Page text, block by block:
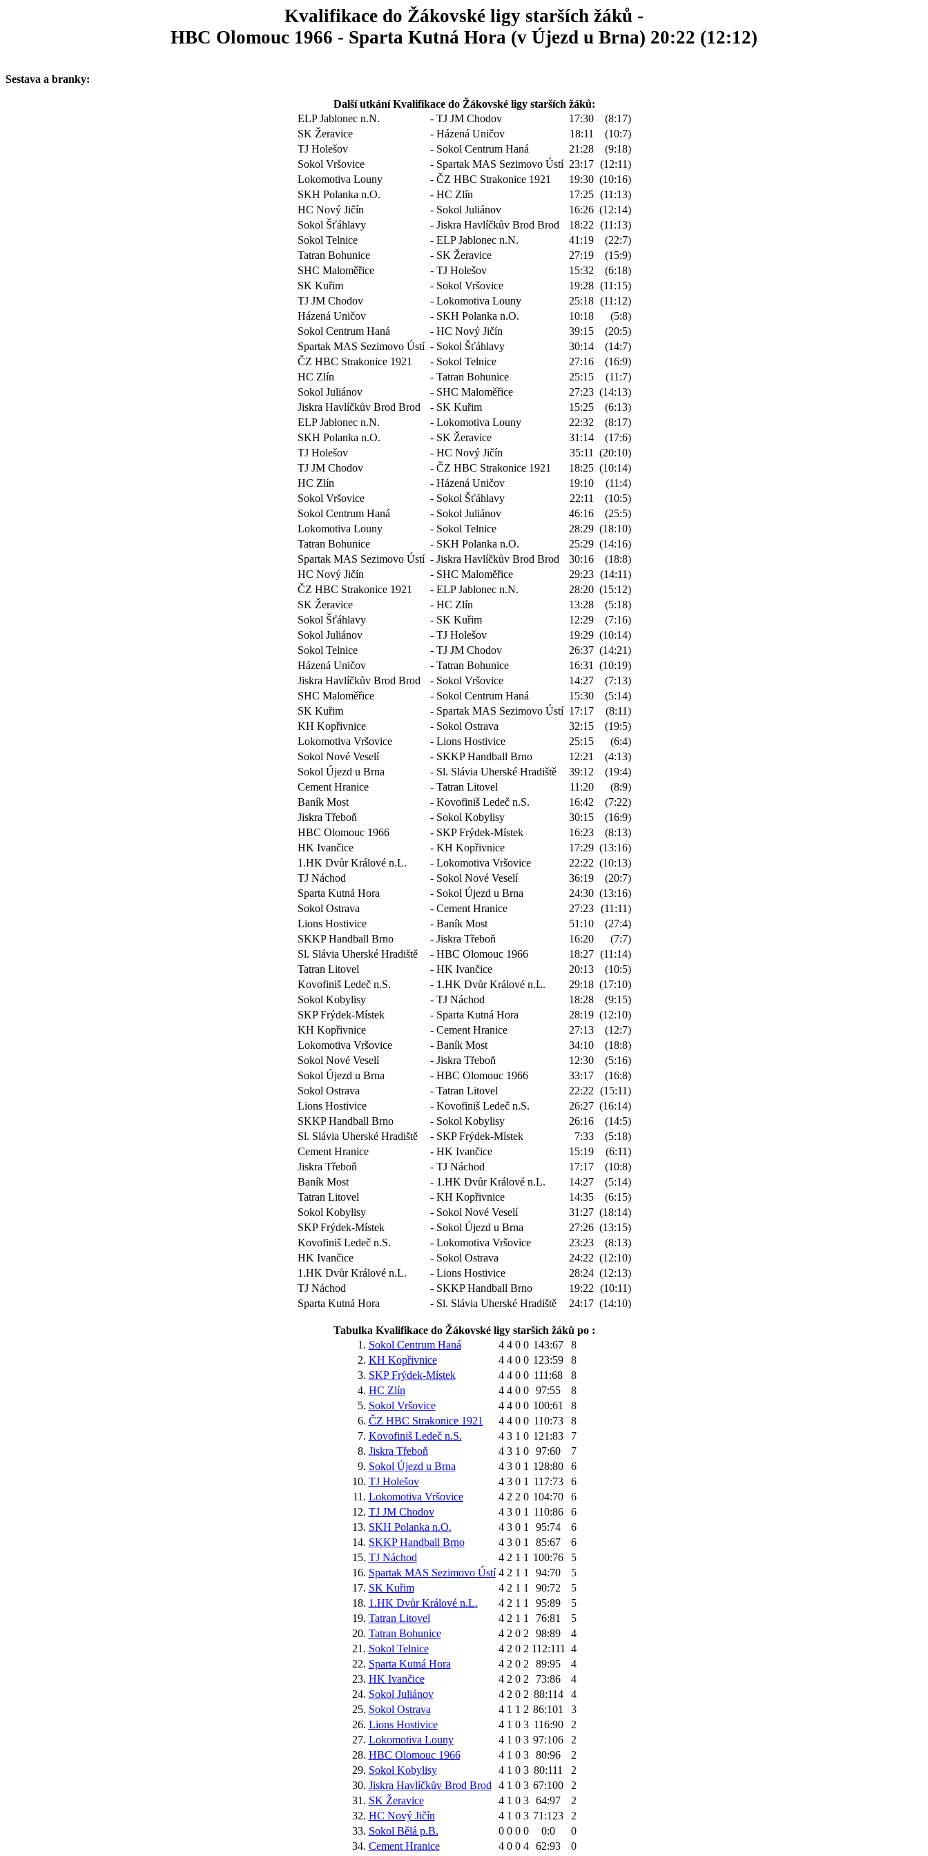
Kvalifikace do Žákovské ligy starších žáků -
HBC Olomouc 1966 - Sparta Kutná Hora (v Újezd u Brna) 20:22 (12:12)
Sestava a branky:
Další utkání Kvalifikace do Žákovské ligy starších žáků:
ELP Jablonec n.N.
- TJ JM Chodov 17:30
(8:17)
SK Žeravice
- Házená Uničov 18:11
(10:7)
TJ Holešov
- Sokol Centrum Haná 21:28
(9:18)
Sokol Vršovice
- Spartak MAS Sezimovo Ústí 23:17 (12:11)
Lokomotiva Louny
- ČZ HBC Strakonice 1921 19:30 (10:16)
SKH Polanka n.O.
- HC Zlín 17:25 (11:13)
HC Nový Jičín
- Sokol Juliánov 16:26 (12:14)
Sokol Šťáhlavy
- Jiskra Havlíčkův Brod Brod 18:22 (11:13)
Sokol Telnice
- ELP Jablonec n.N. 41:19
(22:7)
Tatran Bohunice
- SK Žeravice 27:19
(15:9)
SHC Maloměřice
- TJ Holešov 15:32
(6:18)
SK Kuřim
- Sokol Vršovice 19:28 (11:15)
TJ JM Chodov
- Lokomotiva Louny 25:18 (11:12)
Házená Uničov
- SKH Polanka n.O. 10:18
(5:8)
Sokol Centrum Haná
- HC Nový Jičín 39:15
(20:5)
Spartak MAS Sezimovo Ústí - Sokol Šťáhlavy 30:14
(14:7)
ČZ HBC Strakonice 1921
- Sokol Telnice 27:16
(16:9)
HC Zlín
- Tatran Bohunice 25:15
(11:7)
Sokol Juliánov
- SHC Maloměřice 27:23 (14:13)
Jiskra Havlíčkův Brod Brod
- SK Kuřim 15:25
(6:13)
ELP Jablonec n.N.
- Lokomotiva Louny 22:32
(8:17)
SKH Polanka n.O.
- SK Žeravice 31:14
(17:6)
TJ Holešov
- HC Nový Jičín 35:11
(20:10)
TJ JM Chodov
- ČZ HBC Strakonice 1921 18:25 (10:14)
HC Zlín
- Házená Uničov 19:10
(11:4)
Sokol Vršovice
- Sokol Šťáhlavy 22:11
(10:5)
Sokol Centrum Haná
- Sokol Juliánov 46:16
(25:5)
Lokomotiva Louny
- Sokol Telnice 28:29 (18:10)
Tatran Bohunice
- SKH Polanka n.O. 25:29 (14:16)
Spartak MAS Sezimovo Ústí - Jiskra Havlíčkův Brod Brod 30:16
(18:8)
HC Nový Jičín
- SHC Maloměřice 29:23 (14:11)
ČZ HBC Strakonice 1921
- ELP Jablonec n.N. 28:20 (15:12)
SK Žeravice
- HC Zlín 13:28
(5:18)
Sokol Šťáhlavy
- SK Kuřim 12:29
(7:16)
Sokol Juliánov
- TJ Holešov 19:29 (10:14)
Sokol Telnice
- TJ JM Chodov 26:37 (14:21)
Házená Uničov
- Tatran Bohunice 16:31
(10:19)
Jiskra Havlíčkův Brod Brod
- Sokol Vršovice 14:27
(7:13)
SHC Maloměřice
- Sokol Centrum Haná 15:30
(5:14)
SK Kuřim
- Spartak MAS Sezimovo Ústí 17:17
(8:11)
KH Kopřivnice
- Sokol Ostrava 32:15
(19:5)
Lokomotiva Vršovice
- Lions Hostivice 25:15
(6:4)
Sokol Nové Veselí
- SKKP Handball Brno 12:21
(4:13)
Sokol Újezd u Brna
- Sl. Slávia Uherské Hradiště 39:12
(19:4)
Cement Hranice
- Tatran Litovel 11:20
(8:9)
Baník Most
- Kovofiniš Ledeč n.S. 16:42
(7:22)
Jiskra Třeboň
- Sokol Kobylisy 30:15
(16:9)
HBC Olomouc 1966
- SKP Frýdek-Místek 16:23
(8:13)
HK Ivančice
- KH Kopřivnice 17:29 (13:16)
1.HK Dvůr Králové n.L.
- Lokomotiva Vršovice 22:22 (10:13)
TJ Náchod
- Sokol Nové Veselí 36:19
(20:7)
Sparta Kutná Hora
- Sokol Újezd u Brna 24:30 (13:16)
Sokol Ostrava
- Cement Hranice 27:23
(11:11)
Lions Hostivice
- Baník Most 51:10
(27:4)
SKKP Handball Brno
- Jiskra Třeboň 16:20
(7:7)
Sl. Slávia Uherské Hradiště
- HBC Olomouc 1966 18:27 (11:14)
Tatran Litovel
- HK Ivančice 20:13
(10:5)
Kovofiniš Ledeč n.S.
- 1.HK Dvůr Králové n.L. 29:18 (17:10)
Sokol Kobylisy
- TJ Náchod 18:28
(9:15)
SKP Frýdek-Místek
- Sparta Kutná Hora 28:19 (12:10)
KH Kopřivnice
- Cement Hranice 27:13
(12:7)
Lokomotiva Vršovice
- Baník Most 34:10
(18:8)
Sokol Nové Veselí
- Jiskra Třeboň 12:30
(5:16)
Sokol Újezd u Brna
- HBC Olomouc 1966 33:17
(16:8)
Sokol Ostrava
- Tatran Litovel 22:22 (15:11)
Lions Hostivice
- Kovofiniš Ledeč n.S. 26:27 (16:14)
SKKP Handball Brno
- Sokol Kobylisy 26:16
(14:5)
Sl. Slávia Uherské Hradiště
- SKP Frýdek-Místek 7:33
(5:18)
Cement Hranice
- HK Ivančice 15:19
(6:11)
Jiskra Třeboň
- TJ Náchod 17:17
(10:8)
Baník Most
- 1.HK Dvůr Králové n.L. 14:27
(5:14)
Tatran Litovel
- KH Kopřivnice 14:35
(6:15)
Sokol Kobylisy
- Sokol Nové Veselí 31:27 (18:14)
SKP Frýdek-Místek
- Sokol Újezd u Brna 27:26 (13:15)
Kovofiniš Ledeč n.S.
- Lokomotiva Vršovice 23:23
(8:13)
HK Ivančice
- Sokol Ostrava 24:22 (12:10)
1.HK Dvůr Králové n.L.
- Lions Hostivice 28:24 (12:13)
TJ Náchod
- SKKP Handball Brno 19:22 (10:11)
Sparta Kutná Hora
- Sl. Slávia Uherské Hradiště 24:17 (14:10)
Tabulka Kvalifikace do Žákovské ligy starších žáků po :
1. Sokol Centrum Haná 4 4 0 0 143:67
8
2. KH Kopřivnice 4 4 0 0 123:59
8
3. SKP Frýdek-Místek 4 4 0 0 111:68
8
4. HC Zlín 4 4 0 0 97:55
8
5. Sokol Vršovice 4 4 0 0 100:61
8
6. ČZ HBC Strakonice 1921 4 4 0 0 110:73
8
7. Kovofiniš Ledeč n.S. 4 3 1 0 121:83
7
8. Jiskra Třeboň 4 3 1 0 97:60
7
9. Sokol Újezd u Brna 4 3 0 1 128:80
6
10. TJ Holešov 4 3 0 1 117:73
6
11. Lokomotiva Vršovice 4 2 2 0 104:70
6
12. TJ JM Chodov 4 3 0 1 110:86
6
13. SKH Polanka n.O. 4 3 0 1 95:74
6
14. SKKP Handball Brno 4 3 0 1 85:67
6
15. TJ Náchod 4 2 1 1 100:76
5
16. Spartak MAS Sezimovo Ústí 4 2 1 1 94:70
5
17. SK Kuřim 4 2 1 1 90:72
5
18. 1.HK Dvůr Králové n.L. 4 2 1 1 95:89
5
19. Tatran Litovel 4 2 1 1 76:81
5
20. Tatran Bohunice 4 2 0 2 98:89
4
21. Sokol Telnice 4 2 0 2 112:111
4
22. Sparta Kutná Hora 4 2 0 2 89:95
4
23. HK Ivančice 4 2 0 2 73:86
4
24. Sokol Juliánov 4 2 0 2 88:114
4
25. Sokol Ostrava 4 1 1 2 86:101
3
26. Lions Hostivice 4 1 0 3 116:90
2
27. Lokomotiva Louny 4 1 0 3 97:106
2
28. HBC Olomouc 1966 4 1 0 3 80:96
2
29. Sokol Kobylisy 4 1 0 3 80:111
2
30. Jiskra Havlíčkův Brod Brod 4 1 0 3 67:100
2
31. SK Žeravice 4 1 0 3 64:97
2
32. HC Nový Jičín 4 1 0 3 71:123
2
33. Sokol Bělá p.B. 0 0 0 0 0:0
0
34. Cement Hranice 4 0 0 4 62:93
0